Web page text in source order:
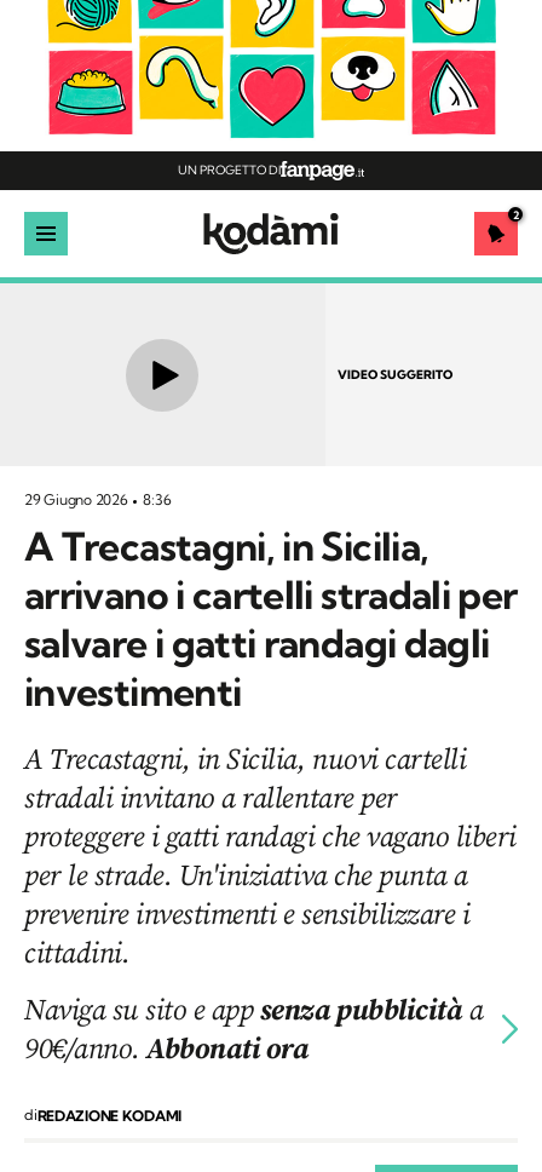
UN PROGETTO DI
2
VIDEO SUGGERITO
29 Giugno 2026 8:36
A Trecastagni, in Sicilia,
arrivano i cartelli stradali per
salvare i gatti randagi dagli
investimenti
A Trecastagni, in Sicilia, nuovi cartelli
stradali invitano a rallentare per
proteggere i gatti randagi che vagano liberi
per le strade. Un'iniziativa che punta a
prevenire investimenti e sensibilizzare i
cittadini.
Naviga su sito e appsenza pubblicitàa
90€/anno.Abbonati ora
diREDAZIONE KODAMI